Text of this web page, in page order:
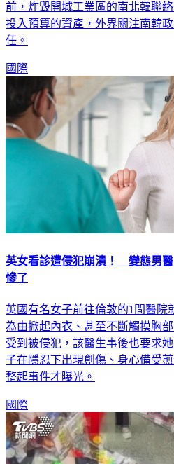
前，炸毀開城工業區的南北韓聯
投入預算的資產，外界關注南韓
任。
國際
英女看診遭侵犯崩潰！ 變態男
慘了
英國有名女子前往倫敦的1間醫院
為由掀起內衣、甚至不斷觸摸胸
受到被侵犯，該醫生事後也要求
子在隱忍下出現創傷、身心備受
整起事件才曝光。
國際